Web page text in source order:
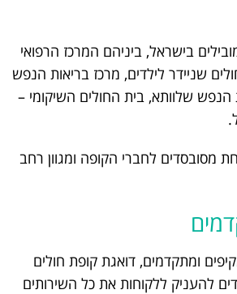
כללית מפעילה 14 מבתי החולים המובילים בישראל, ביניהם המרכז הרפואי
שניידר לילדים, מרכז בריאות הנפש
הנפש שלוותא, בית החולים השיקומי –
חולים שירותי בריאות כללית 400 בתי מרקחת מסובסדים לחברי הקופה ומגוון רחב
ומתקדמים, דואגת קופת חולים
להעניק ללקוחות את כל השירותים